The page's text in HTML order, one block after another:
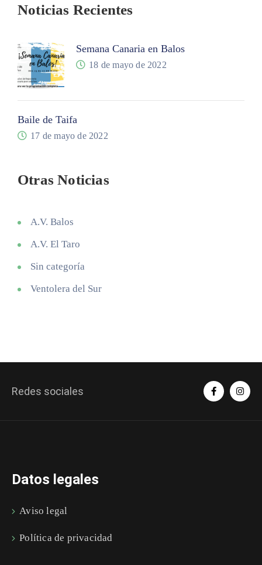
Noticias Recientes
Semana Canaria en Balos
18 de mayo de 2022
Baile de Taifa
17 de mayo de 2022
Otras Noticias
A.V. Balos
A.V. El Taro
Sin categoría
Ventolera del Sur
Redes sociales
Datos legales
Aviso legal
Política de privacidad